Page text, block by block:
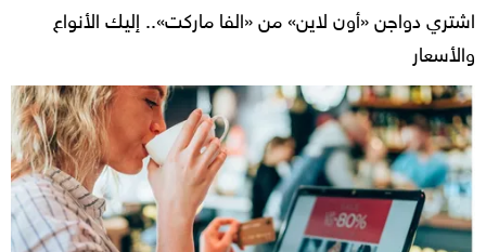
اشتري دواجن «أون لاين» من «الفا ماركت».. إليك الأنواع
والأسعار